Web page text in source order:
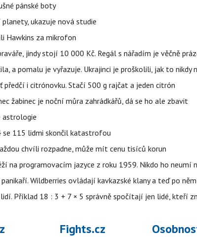
pánské boty
ukazuje nová studie
Hawkins za mikrofon
jindy stojí 10 000 Kč. Regál s nářadím je věčně
a pomalu je vyřazuje. Ukrajinci je proškolili, jak to nikdy
i citrónovku. Stačí 500 g rajčat a jeden citrón
žabinec je noční můra zahrádkářů, dá se ho ale zbavit
astrologie
se 115 lidmi skončil katastrofou
chvíli rozpadne, může mít cenu tisíců korun
na programovacím jazyce z roku 1959. Nikdo ho neumí
Wildberries ovládají kavkazské klany a teď po
Příklad 18 : 3 + 7 × 5 správně spočítají jen lidé, kteří
Fights.cz